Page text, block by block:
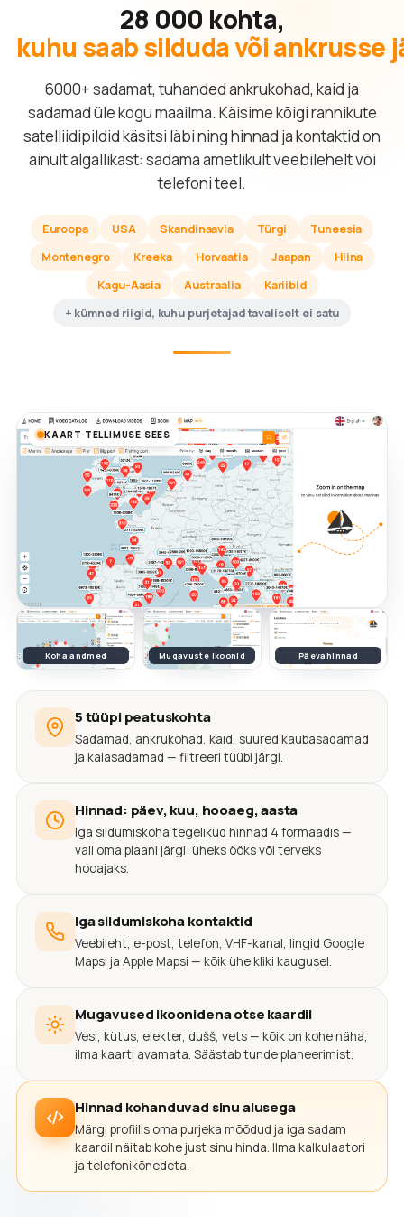
28 000 kohta,
kuhu saab silduda või ankrusse
6000+ sadamat, tuhanded ankrukohad, kaid ja
sadamad üle kogu maailma. Käisime kõigi rannikute
satelliidipildid käsitsi läbi ning hinnad ja kontaktid on
ainult algallikast: sadama ametlikult veebilehelt või
telefoni teel.
Euroopa USA Skandinaavia Türgi
Tuneesia
Montenegro
Kreeka Horvaatia Jaapan
Hiina
Kagu-Aasia
Austraalia
Kariibid
+ kümned riigid, kuhu purjetajad tavaliselt ei satu
KAART TELLIMUSE SEES
Koha andmed Mugavuste ikoonid Päevahinnad
5 tüüpi peatuskohta
Sadamad, ankrukohad, kaid, suured kaubasadamad
ja kalasadamad — filtreeri tüübi järgi.
Hinnad: päev, kuu, hooaeg, aasta
Iga sildumiskoha tegelikud hinnad 4 formaadis —
vali oma plaani järgi: üheks ööks või terveks
hooajaks.
Iga sildumiskoha kontaktid
Veebileht, e-post, telefon, VHF-kanal, lingid Google
Mapsi ja Apple Mapsi — kõik ühe kliki kaugusel.
Mugavused ikoonidena otse kaardil
Vesi, kütus, elekter, dušš, vets — kõik on kohe näha,
ilma kaarti avamata. Säästab tunde planeerimist.
Hinnad kohanduvad sinu alusega
Märgi profiilis oma purjeka mõõdud ja iga sadam
kaardil näitab kohe just sinu hinda. Ilma kalkulaatori
ja telefonikõnedeta.